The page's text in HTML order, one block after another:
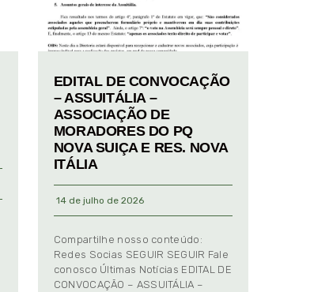
EDITAL DE CONVOCAÇÃO
– ASSUITÁLIA –
ASSOCIAÇÃO DE
MORADORES DO PQ
NOVA SUIÇA E RES. NOVA
ITÁLIA
14 de julho de 2026
Compartilhe nosso conteúdo:
Redes Socias SEGUIR SEGUIR Fale
conosco Últimas Notícias EDITAL DE
CONVOCAÇÃO – ASSUITÁLIA –